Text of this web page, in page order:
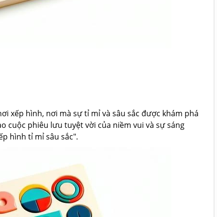
xếp hình, nơi mà sự tỉ mỉ và sâu sắc được khám phá
cuộc phiêu lưu tuyệt vời của niềm vui và sự sáng
hình tỉ mỉ sâu sắc".